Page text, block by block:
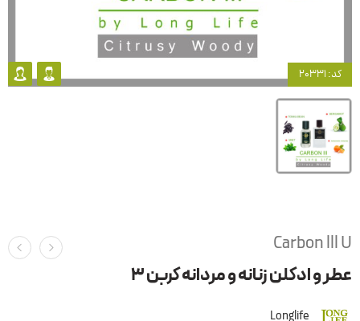
کد: 20331
Carbon lll U
عطر و ادکلن زنانه و مردانه کربن ۳
Longlife